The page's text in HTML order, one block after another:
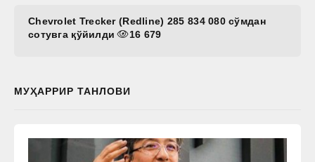
Chevrolet Trecker (Redline) 285 834 080 сўмдан
сотувга қўйилди
16 679
МУҲАРРИР ТАНЛОВИ